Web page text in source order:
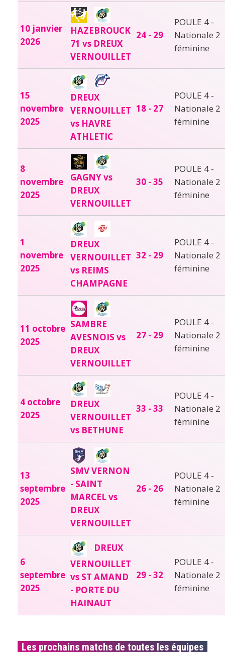
10 janvier
2026
HAZEBROUCK
71 vs DREUX
VERNOUILLET
24 - 29
POULE 4 -
Nationale 2
féminine
15
novembre
2025
DREUX
VERNOUILLET
vs HAVRE
ATHLETIC
18 - 27
POULE 4 -
Nationale 2
féminine
8
novembre
2025
GAGNY vs
DREUX
VERNOUILLET
30 - 35
POULE 4 -
Nationale 2
féminine
1
novembre
2025
DREUX
VERNOUILLET
vs REIMS
CHAMPAGNE
32 - 29
POULE 4 -
Nationale 2
féminine
11 octobre
2025
SAMBRE
AVESNOIS vs
DREUX
VERNOUILLET
27 - 29
POULE 4 -
Nationale 2
féminine
4 octobre
2025
DREUX
VERNOUILLET
vs BETHUNE
33 - 33
POULE 4 -
Nationale 2
féminine
13
septembre
2025
SMV VERNON
- SAINT
MARCEL vs
DREUX
VERNOUILLET
26 - 26
POULE 4 -
Nationale 2
féminine
6
septembre
2025
DREUX
VERNOUILLET
vs ST AMAND
- PORTE DU
HAINAUT
29 - 32
POULE 4 -
Nationale 2
féminine
Les prochains matchs de toutes les équipes